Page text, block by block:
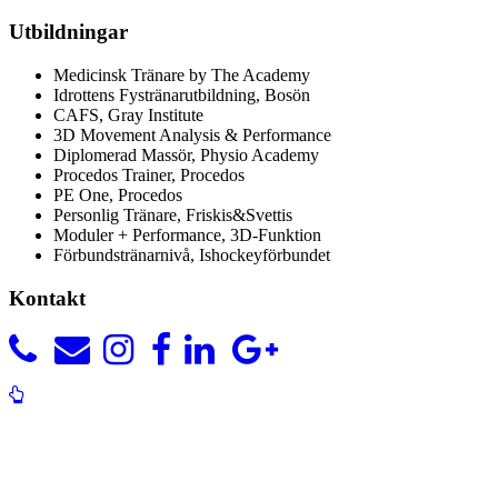
Utbildningar
Medicinsk Tränare by The Academy
Idrottens Fystränarutbildning, Bosön
CAFS, Gray Institute
3D Movement Analysis & Performance
Diplomerad Massör, Physio Academy
Procedos Trainer, Procedos
PE One, Procedos
Personlig Tränare, Friskis&Svettis
Moduler + Performance, 3D-Funktion
Förbundstränarnivå, Ishockeyförbundet
Kontakt